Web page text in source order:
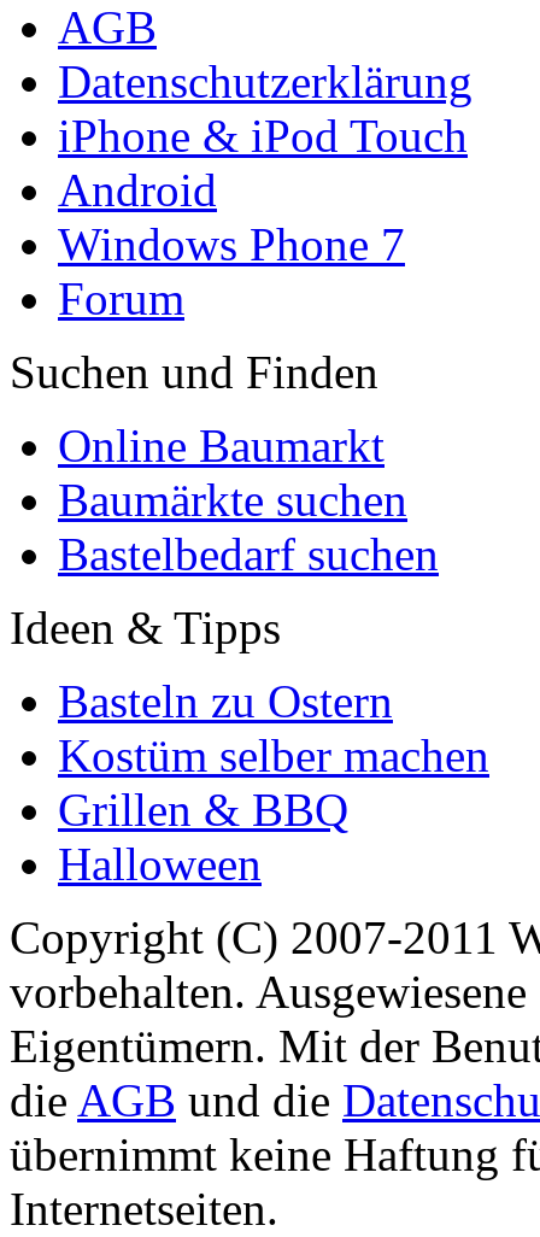
AGB
Datenschutzerklärung
iPhone & iPod Touch
Android
Windows Phone 7
Forum
Suchen und Finden
Online Baumarkt
Baumärkte suchen
Bastelbedarf suchen
Ideen & Tipps
Basteln zu Ostern
Kostüm selber machen
Grillen & BBQ
Halloween
Copyright (C) 2007-2011
vorbehalten.
Eigentümern. Mit der
die AGB und die
übernimmt keine Haftung
Internetseiten.